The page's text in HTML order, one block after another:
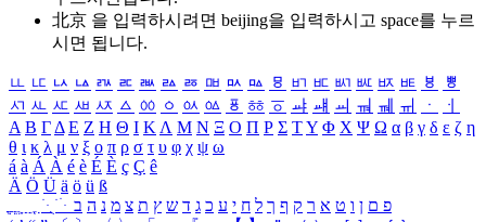
北京 을 입력하시려면 beijing을 입력하시고 space를 누르
시면 됩니다.
ㅥ ㅦ ㅧ ㅨ ㅩ ㅪ ㅫ ㅬ ㅭ ㅮ ㅯ ㅰ ㅱ ㅲ ㅳ ㅴ ㅵ ㅶ ㅷ ㅸ
ㅹ
ㅺ ㅻ ㅼ ㅽ ㅾ ㅿ ㆀ ㆁ ㆂ ㆃ ㆄ ㆅ ㆆ ㆇ ㆈ ㆉ ㆊ ㆋ ㆌ ㆍ
ㆎ
Α Β ΓΔ Ε Ζ Η Θ Ι ΚΛ Μ Ν Ξ Ο Π Ρ Σ ΤΥ Φ Χ Ψ Ω α β γ δ ε ζ η
θ ι κ λ μ ν ξ ο π ρ σ τ υ φ χ ψ ω
á à Á À é è É È ç Ç ê
Ä Ö Ü ä ö ü ß
ִֶֹ ֻּ ׁׂ פ ם ן ו ט א ר ק ף ך ל ח י ע כ ג ד ש ץ ת צ מ נ ה ב